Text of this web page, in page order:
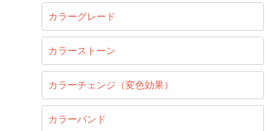
カラーグレード
カラーストーン
カラーチェンジ（変色効果）
カラーバンド